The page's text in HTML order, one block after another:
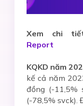
Xem chi
Report
KQKD năm
kế cả năm
đồng (-11,5%
(-78,5% svck).